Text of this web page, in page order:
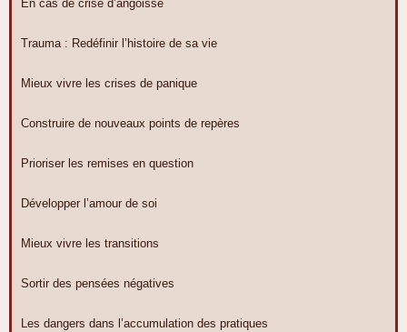
En cas de crise d’angoisse
Trauma : Redéfinir l’histoire de sa vie
Mieux vivre les crises de panique
Construire de nouveaux points de repères
Prioriser les remises en question
Développer l’amour de soi
Mieux vivre les transitions
Sortir des pensées négatives
Les dangers dans l’accumulation des pratiques